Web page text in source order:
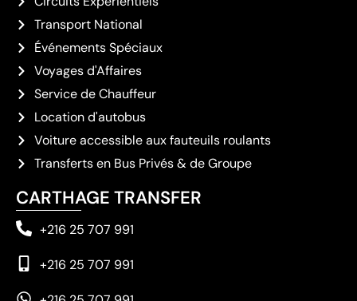
Transport National
Événements Spéciaux
Voyages d'Affaires
Service de Chauffeur
Location d'autobus
Voiture accessible aux fauteuils roulants
Transferts en Bus Privés & de Groupe
CARTHAGE TRANSFER
+216 25 707 991
+216 25 707 991